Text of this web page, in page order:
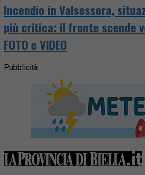
Incendio in Valsessera,
più critica: il fronte scende
FOTO e VIDEO
Pubblicità